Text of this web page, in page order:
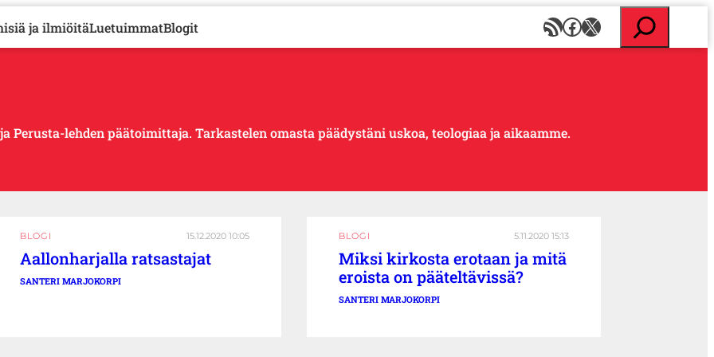
ja ilmiöitäLuetuimmatBlogit RSS-syöte Facebook X
s
lehden päätoimittaja. Tarkastelen omasta päädystäni uskoa, teologiaa ja aikaamme.
BLOGI 15.12.2020 10:05
Aallonharjalla ratsastajat
SANTERI MARJOKORPI
BLOGI 5.11.2020 15:13
Miksi kirkosta erotaan ja mitä
eroista on pääteltävissä?
SANTERI MARJOKORPI